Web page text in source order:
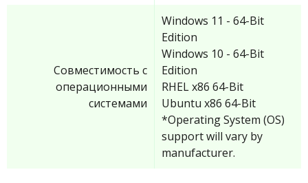
Совместимость с
операционными
системами
Windows 11 - 64-Bit
Edition
Windows 10 - 64-Bit
Edition
RHEL x86 64-Bit
Ubuntu x86 64-Bit
*Operating System (OS)
support will vary by
manufacturer.